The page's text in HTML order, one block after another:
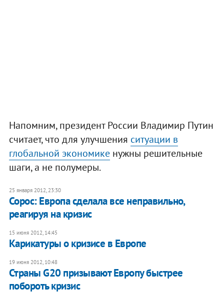
Напомним, президент России Владимир Путин
считает, что для улучшения ситуации в
глобальной экономикенужны решительные
шаги, а не полумеры.
25 января 2012, 23:30
Сорос: Европа сделала все неправильно,
реагируя на кризис
15 июня 2012, 14:45
Карикатуры о кризисе в Европе
19 июня 2012, 10:48
Страны G20 призывают Европу быстрее
побороть кризис